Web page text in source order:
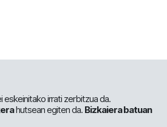
eskeinitako irrati zerbitzua da.
hutsean egiten da. Bizkaiera batuan